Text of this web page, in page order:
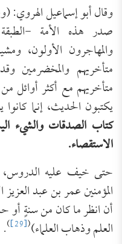
وقال أبو إسماعيل
صدر هذه الأمة -الطبقة
والمهاجرون الأولون،
متأخريهم والمخضرمين
متأخريهم مع أكثر أوائل
يكتبون الحديث، إنما
كتاب الصدقات والشيء
الاستقصاء.
حتى خيف عليه الدروس،
المؤمنين عمر بن عبد
أن انظر ما كان من سنةٍ
العلم وذهاب العلماء)(
[29]
)
.